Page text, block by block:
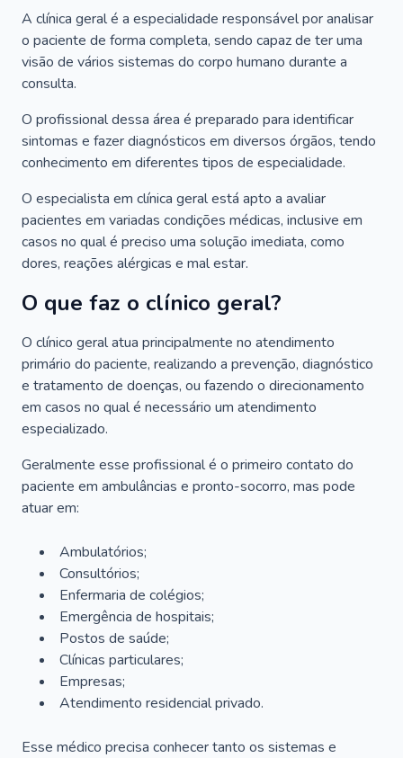
A clínica geral é a especialidade responsável por analisar
o paciente de forma completa, sendo capaz de ter uma
visão de vários sistemas do corpo humano durante a
consulta.
O profissional dessa área é preparado para identificar
sintomas e fazer diagnósticos em diversos órgãos, tendo
conhecimento em diferentes tipos de especialidade.
O especialista em clínica geral está apto a avaliar
pacientes em variadas condições médicas, inclusive em
casos no qual é preciso uma solução imediata, como
dores, reações alérgicas e mal estar.
O que faz o clínico geral?
O clínico geral atua principalmente no atendimento
primário do paciente, realizando a prevenção, diagnóstico
e tratamento de doenças, ou fazendo o direcionamento
em casos no qual é necessário um atendimento
especializado.
Geralmente esse profissional é o primeiro contato do
paciente em ambulâncias e pronto-socorro, mas pode
atuar em:
Ambulatórios;
Consultórios;
Enfermaria de colégios;
Emergência de hospitais;
Postos de saúde;
Clínicas particulares;
Empresas;
Atendimento residencial privado.
Esse médico precisa conhecer tanto os sistemas e